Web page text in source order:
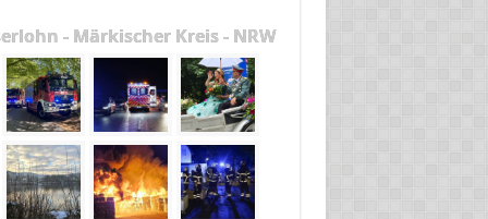
- Märkischer Kreis - NRW